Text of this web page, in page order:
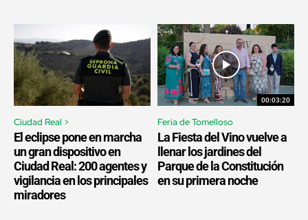
Ciudad Real >
El eclipse pone en marcha
un gran dispositivo en
Ciudad Real: 200 agentes y
vigilancia en los principales
miradores
00:03:20
Feria de Tomelloso
La Fiesta del Vino vuelve a
llenar los jardines del
Parque de la Constitución
en su primera noche